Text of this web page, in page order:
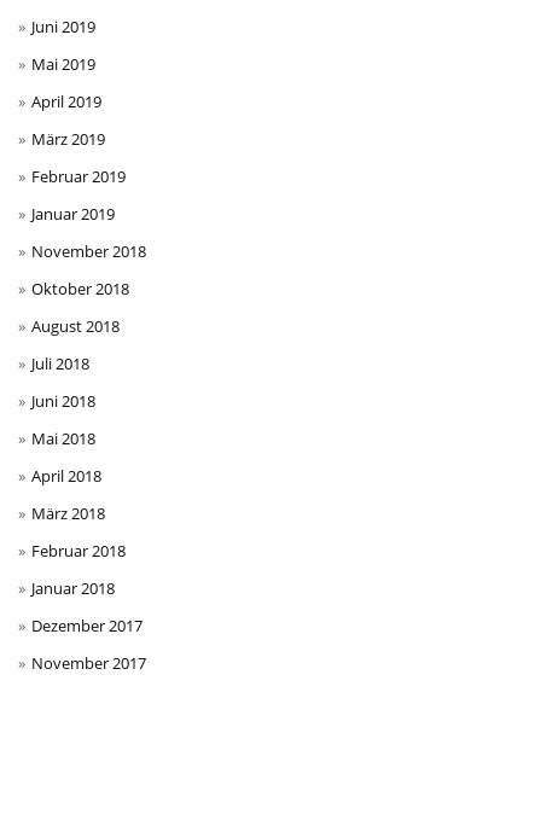
Juni 2019
Mai 2019
April 2019
März 2019
Februar 2019
Januar 2019
November 2018
Oktober 2018
August 2018
Juli 2018
Juni 2018
Mai 2018
April 2018
März 2018
Februar 2018
Januar 2018
Dezember 2017
November 2017